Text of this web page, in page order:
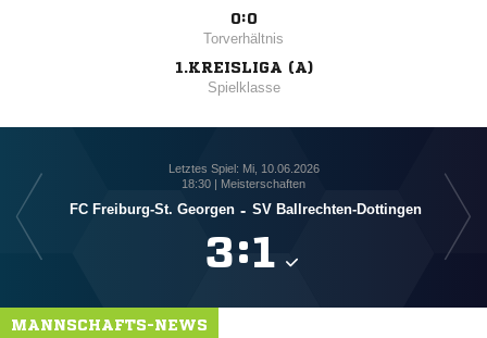
0:0
Torverhältnis
1.KREISLIGA (A)
Spielklasse
Letztes Spiel: Mi, 10.06.2026
18:30 | Meisterschaften
FC Freiburg-St. Georgen - SV Ballrechten-Dottingen
:
MANNSCHAFTS-NEWS